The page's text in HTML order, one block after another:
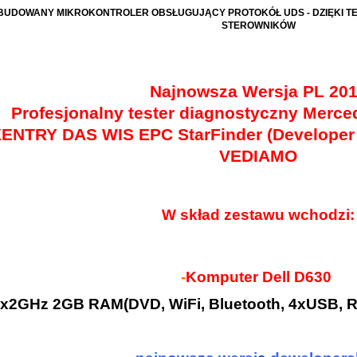
MIKROKONTROLER OBSŁUGUJĄCY PROTOKÓŁ UDS - DZIĘKI
STEROWNIKÓW
Najnowsza Wersja PL
Profesjonalny tester diagnostyczny
DAS WIS EPC StarFinder
VEDIAMO
W skład zestawu wchodzi:
-Komputer Dell D630
2GB RAM(DVD, WiFi, Bluetooth, 4xUSB,